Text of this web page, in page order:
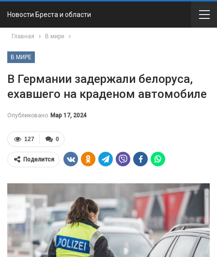
Новости Бреста и области
Главная В мире
В МИРЕ
В Германии задержали белоруса,
ехавшего на краденом автомобиле
Опубликовано Мар 17, 2024
0
127
Поделится